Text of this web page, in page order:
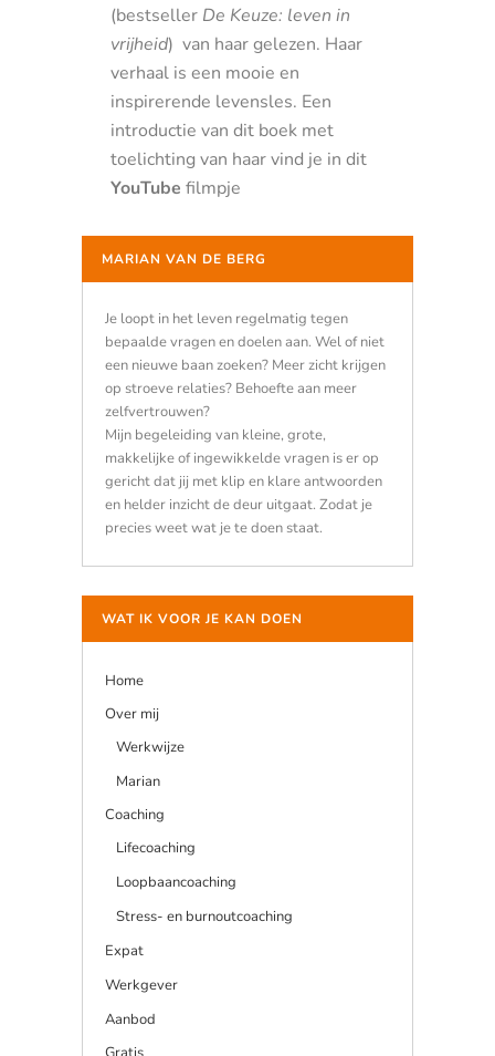
(bestseller De Keuze: leven in
vrijheid) van haar gelezen. Haar
verhaal is een mooie en
inspirerende levensles. Een
introductie van dit boek met
toelichting van haar vind je in dit
YouTube filmpje
MARIAN VAN DE BERG
Je loopt in het leven regelmatig tegen
bepaalde vragen en doelen aan. Wel of niet
een nieuwe baan zoeken? Meer zicht krijgen
op stroeve relaties? Behoefte aan meer
zelfvertrouwen?
Mijn begeleiding van kleine, grote,
makkelijke of ingewikkelde vragen is er op
gericht dat jij met klip en klare antwoorden
en helder inzicht de deur uitgaat. Zodat je
precies weet wat je te doen staat.
WAT IK VOOR JE KAN DOEN
Home
Over mij
Werkwijze
Marian
Coaching
Lifecoaching
Loopbaancoaching
Stress- en burnoutcoaching
Expat
Werkgever
Aanbod